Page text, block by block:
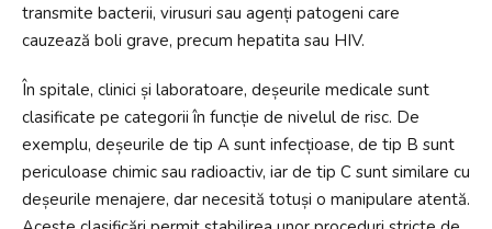
transmite bacterii, virusuri sau agenți patogeni care
cauzează boli grave, precum hepatita sau HIV.
În spitale, clinici și laboratoare, deșeurile medicale sunt
clasificate pe categorii în funcție de nivelul de risc. De
exemplu, deșeurile de tip A sunt infecțioase, de tip B sunt
periculoase chimic sau radioactiv, iar de tip C sunt similare cu
deșeurile menajere, dar necesită totuși o manipulare atentă.